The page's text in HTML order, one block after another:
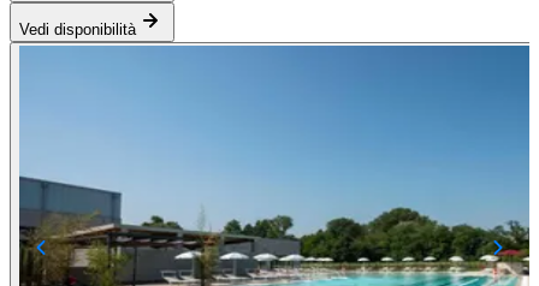
Vedi disponibilità